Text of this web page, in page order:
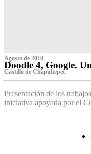
Agosto de 2010
Doodle 4, Google.
Castillo de Chapultepec
Presentación de los
iniciativa apoyada por el